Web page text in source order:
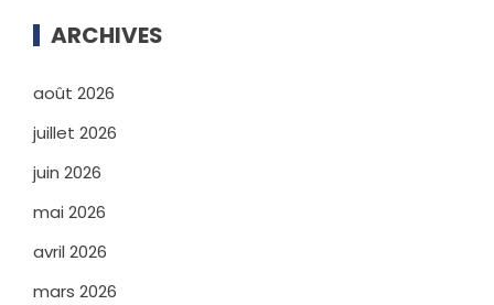
ARCHIVES
août 2026
juillet 2026
juin 2026
mai 2026
avril 2026
mars 2026